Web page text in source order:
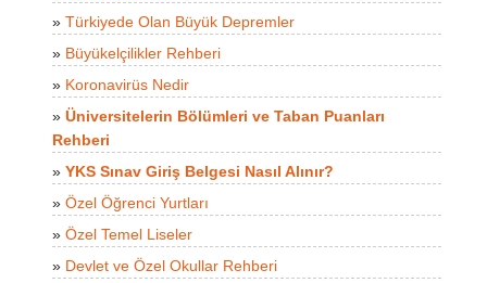
» Türkiyede Olan Büyük Depremler
» Büyükelçilikler Rehberi
» Koronavirüs Nedir
» Üniversitelerin Bölümleri ve Taban Puanları
Rehberi
» YKS Sınav Giriş Belgesi Nasıl Alınır?
» Özel Öğrenci Yurtları
» Özel Temel Liseler
» Devlet ve Özel Okullar Rehberi